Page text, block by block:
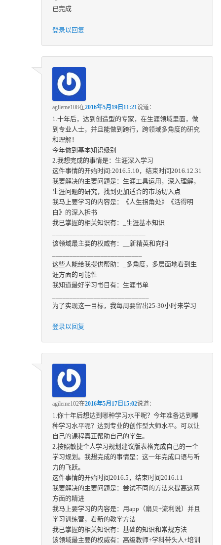
已完成
登录以回复
agileme108在2016年5月19日11:21说道：
1.十年后，达到创造型的专家，在生涯领域里面，做
到专业人士，并且能做到跨行，跨领域多角度的研究
和理解！
今年做到基本知识级别
2.我想完成的事情是：生涯深入学习
这件事情的开始时间:2016.5.10，结束时间2016.12.31
我要解决的主要问题是：生涯工具运用，深入理解，
生涯问题的研究，找到更加适合的市场切入点
我马上要学习的内容是：《人生拐角处》《活得明
白》的深入拆书
我已掌握的相关知识有：_生涯基本知识
该领域最主要的权威有：__新精英和向阳
这些人能给我提供帮助：_多角度，多层面地看到生
涯方面的可能性
我知道最好学习书目有：生涯书单
为了实现这一目标，我每周要留出25-30小时来学习
登录以回复
agileme102在2016年5月17日15:02说道：
1.你十年后想达到哪种学习水平呢？今年准备达到哪
种学习水平呢？达到专业的创作型大师水平。可以让
自己的课程真正帮助自己的学生。
2.按照敏捷个人学习规划建议版表格完成自己的一个
学习规划。我想完成的事情是：这一年完成口语与听
力的飞跃。
这件事情的开始时间2016.5，结束时间2016.11
我要解决的主要问题是：尝试不同的方法来提高这两
方面的精进
我马上要学习的内容是：用app（扇贝+流利说）并且
学习训练营，看新的教学方法
我已掌握的相关知识有：基础的知识和常规方法
该领域最主要的权威有：高级教师+学科带头人+培训